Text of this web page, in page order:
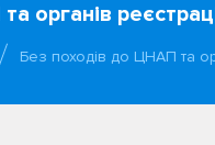
органів
Без походів до ЦНАП та